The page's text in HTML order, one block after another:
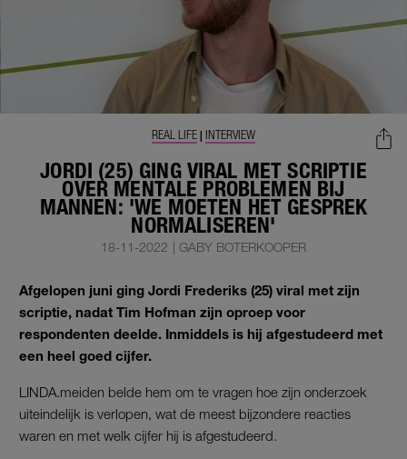
JORDI (25) GING VIRAL MET SCRIPTIE
OVER MENTALE PROBLEMEN BIJ
MANNEN: 'WE MOETEN HET GESPREK
NORMALISEREN'
REAL LIFE | INTERVIEW
18-11-2022 | GABY BOTERKOOPER
Afgelopen juni ging Jordi Frederiks (25) viral met zijn
scriptie, nadat Tim Hofman zijn oproep voor
respondenten deelde. Inmiddels is hij afgestudeerd met
een heel goed cijfer.
LINDA.meiden belde hem om te vragen hoe zijn onderzoek
uiteindelijk is verlopen, wat de meest bijzondere reacties
waren en met welk cijfer hij is afgestudeerd.